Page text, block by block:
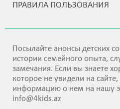
ПРАВИЛА ПОЛЬЗОВАНИЯ
Посылайте анонсы детских
истории семейного опыта,
замечания. Если вы знаете
которое не увидели на
информацию о нем на нашу
info@4kids.az